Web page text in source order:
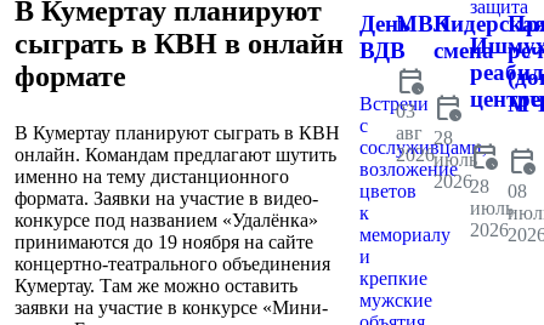
В Кумертау планируют
сыграть в КВН в онлайн
формате
В Кумертау планируют сыграть в КВН
онлайн. Командам предлагают шутить
именно на тему дистанционного
формата. Заявки на участие в видео-
конкурсе под названием «Удалёнка»
принимаются до 19 ноября на сайте
концертно-театрального объединения
Кумертау. Там же можно оставить
заявки на участие в конкурсе «Мини-
День
ВДВ
Встречи
с
сослуживцами,
возложение
цветов
к
мемориалу
и
крепкие
мужские
МВК
calendar_clock
03
авг
2026
смена
calendar_clock
28
июль
2026
защита
центре
calendar_clock
28
июль
2026
calendar_clock
08